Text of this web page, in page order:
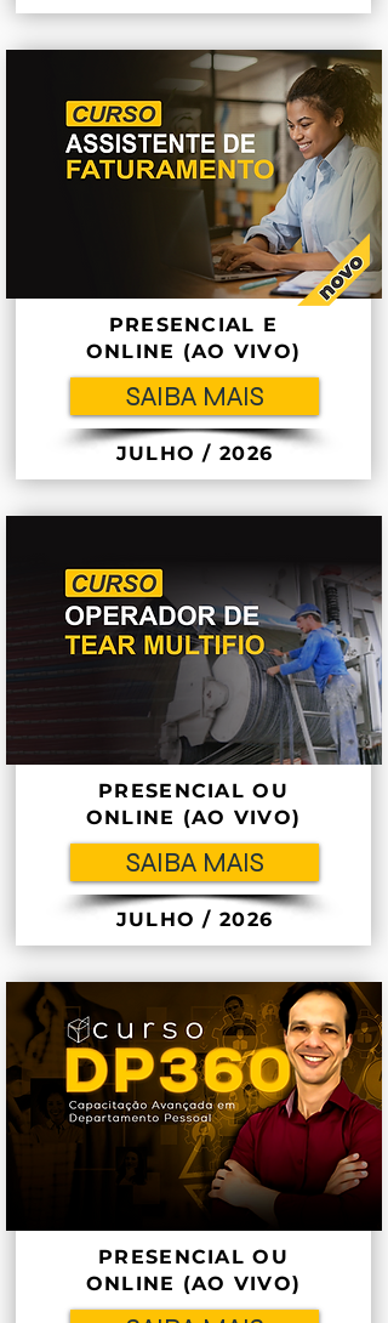
PRESENCIAL E
ONLINE (AO VIVO)
SAIBA MAIS
JULHO / 2026
PRESENCIAL OU
ONLINE (AO VIVO)
SAIBA MAIS
JULHO / 2026
PRESENCIAL OU
ONLINE (AO VIVO)